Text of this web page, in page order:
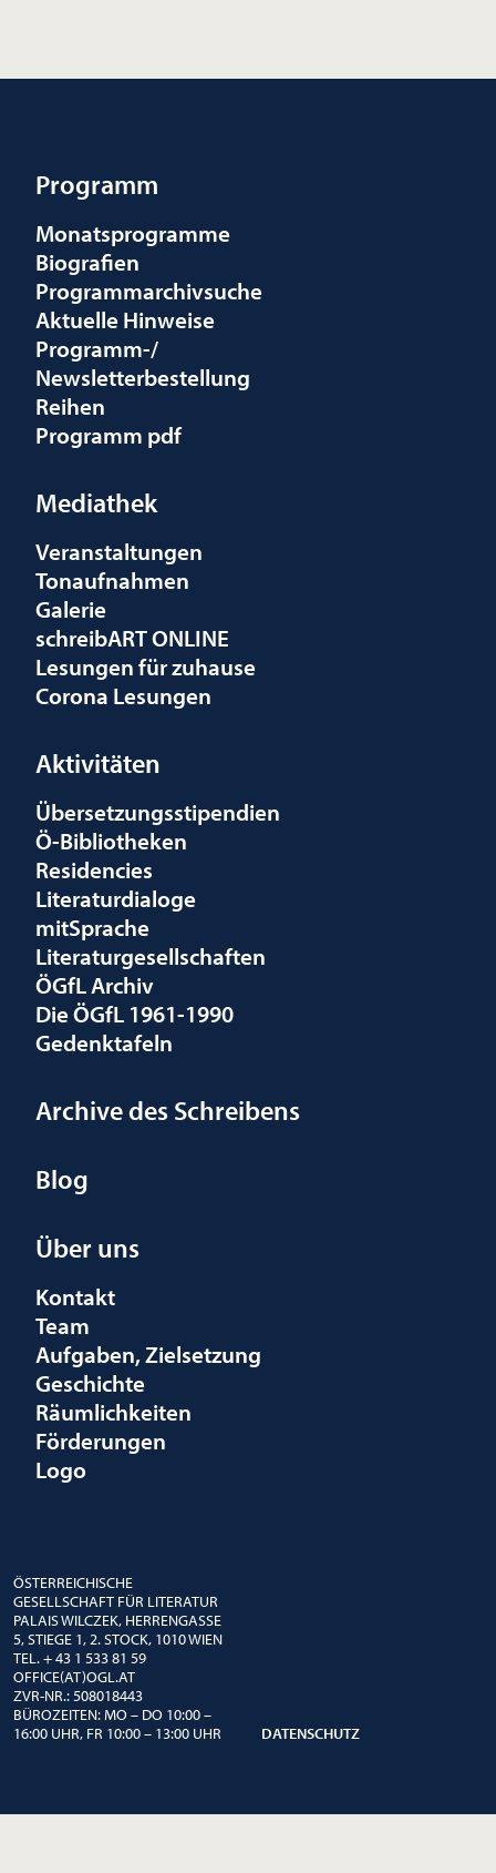
Programm
Monatsprogramme
Biografien
Programmarchivsuche
Aktuelle Hinweise
Programm-/
Newsletterbestellung
Reihen
Programm pdf
Mediathek
Veranstaltungen
Tonaufnahmen
Galerie
schreibART ONLINE
Lesungen für zuhause
Corona Lesungen
Aktivitäten
Übersetzungsstipendien
Ö-Bibliotheken
Residencies
Literaturdialoge
mitSprache
Literaturgesellschaften
ÖGfL Archiv
Die ÖGfL 1961-1990
Gedenktafeln
Archive des Schreibens
Blog
Über uns
Kontakt
Team
Aufgaben, Zielsetzung
Geschichte
Räumlichkeiten
Förderungen
Logo
ÖSTERREICHISCHE
GESELLSCHAFT FÜR LITERATUR
PALAIS WILCZEK, HERRENGASSE
5, STIEGE 1, 2. STOCK, 1010 WIEN
TEL. + 43 1 533 81 59
OFFICE(AT)OGL.AT
ZVR-NR.: 508018443
BÜROZEITEN: MO – DO 10:00 –
16:00 UHR, FR 10:00 – 13:00 UHR
DATENSCHUTZ